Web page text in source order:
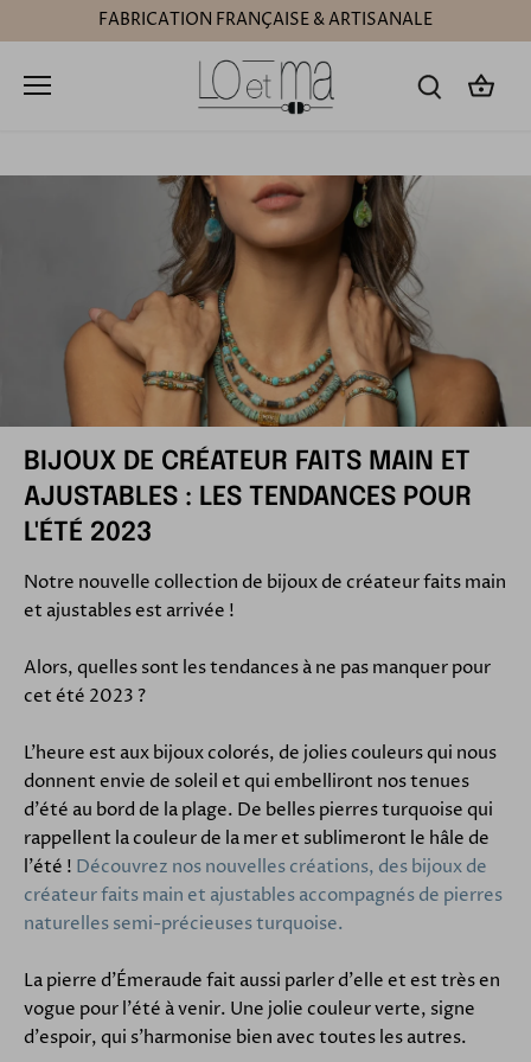
au
FABRICATION FRANÇAISE & ARTISANALE
BIJOUX DE CRÉATEUR FAITS MAIN ET
AJUSTABLES : LES TENDANCES POUR
L'ÉTÉ 2023
Notre nouvelle collection de bijoux de créateur faits main
et ajustables est arrivée !
Alors, quelles sont les tendances à ne pas manquer pour
cet été 2023 ?
L'heure est aux bijoux colorés, de jolies couleurs qui nous
donnent envie de soleil et qui embelliront nos tenues
d'été au bord de la plage. De belles pierres turquoise qui
rappellent la couleur de la mer et sublimeront le hâle de
l'été ! Découvrez nos nouvelles créations, des bijoux de
créateur faits main et ajustables accompagnés de pierres
naturelles semi-précieuses turquoise.
La pierre d'Émeraude fait aussi parler d'elle et est très en
vogue pour l'été à venir. Une jolie couleur verte, signe
d'espoir, qui s'harmonise bien avec toutes les autres.